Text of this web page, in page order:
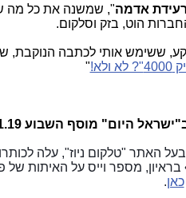
רעידת אדמה", שמשנה את כל מה
הוט, בזק וסלקום.
ששימש אותי לכתבה
"
היום" מוסף השבוע 18.1.19, עמ' 16-17:
בראיון, מספר וייס על האיתות
כאן.